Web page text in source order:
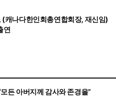
캐나다한인회총연합회장, 재신임)
연
든 아버지께 감사와 존경을”